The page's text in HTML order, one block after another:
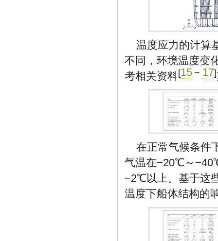
温度应力的计算
不同，环境温度变
考相关资料[15 − 17]
在正常气候条件
气温在−20℃～
−2℃以上。基于这
温度下船体结构的